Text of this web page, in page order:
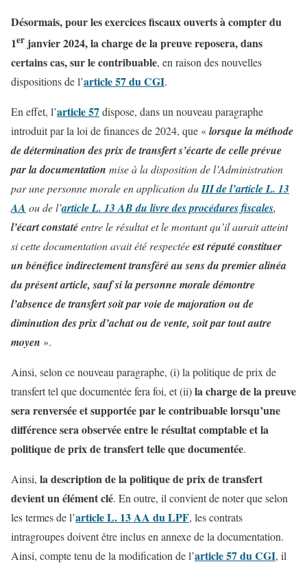
Désormais, pour les exercices fiscaux ouverts à compter du
1er janvier 2024, la charge de la preuve reposera, dans
certains cas, sur le contribuable, en raison des nouvelles
dispositions de l’article 57 du CGI.
En effet, l’article 57dispose, dans un nouveau paragraphe
introduit par la loi de finances de 2024, que «lorsque la méthode
de détermination des prix de transfert s’écarte de celle prévue
par la documentation mise à la disposition de l’Administration
par une personne morale en application duIII de l’article L. 13
AA ou de l’article L. 13 AB du livre des procédures fiscales,
l’écart constatéentre le résultat et le montant qu’il aurait atteint
si cette documentation avait été respectéeest réputé constituer
un bénéfice indirectement transféré au sens du premier alinéa
du présent article, sauf si la personne morale démontre
l’absence de transfert soit par voie de majoration ou de
diminution des prix d’achat ou de vente, soit par tout autre
moyen ».
Ainsi, selon ce nouveau paragraphe, (i) la politique de prix de
transfert tel que documentée fera foi, et (ii)la charge de la preuve
sera renversée et supportée par le contribuable lorsqu’une
différence sera observée entre le résultat comptable et la
politique de prix de transfert telle que documentée.
Ainsi, la description de la politique de prix de transfert
devient un élément clé. En outre, il convient de noter que selon
les termes de l’article L. 13 AA du LPF, les contrats
intragroupes doivent être inclus en annexe de la documentation.
Ainsi, compte tenu de la modification de l’article 57 du CGI, il